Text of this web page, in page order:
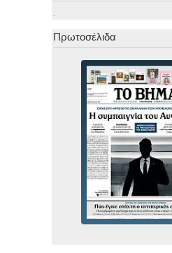
Πρωτοσέλιδα